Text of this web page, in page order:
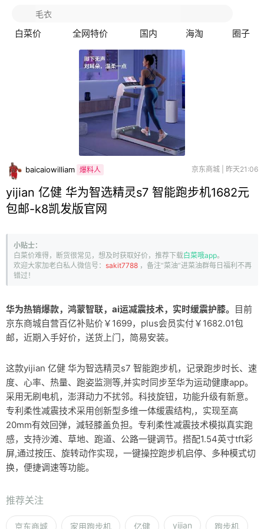
白菜价 全网特价 国内 海淘 圈子
baicaiowilliam 爆料人 京东商城 | 昨天21:06
yijian 亿健 华为智选精灵s7 智能跑步机1682元
包邮-k8凯发版官网
小贴士：
白菜价难得，断货很常见，想及时获取好价，推荐下载白菜哦app。
欢迎大家加老白私人微信号： sakit7788 ，备注“菜油”进菜油群每日福利不再
错过！
华为热销爆款，鸿蒙智联，ai运减震技术，实时缓震护膝。 目前
京东商城自营百亿补贴价￥1699，plus会员实付￥1682.01包
邮，近期入手好价，送货上门，简易安装。
这款yijian 亿健 华为智选精灵s7 智能跑步机，记录跑步时长、速
度、心率、热量、跑姿监测等,并实时同步至华为运动健康app。
采用无刷电机，澎湃动力不扰邻。科技旋钮，功能升级有新意。
专利柔性减震技术采用创新型多维一体缓震结构,，实现至高
20mm有效回弹，減轻膝盖负担。专利柔性减震技术模拟真实跑
感，支持沙滩、草地、跑道、公路一键调节。搭配1.54英寸tft彩
屏,通过按压、旋转动作实现，一键操控跑步机启停、多种模式切
换，便捷调速等功能。
推荐关注
京东商城 家用跑步机 亿健 yijian 跑步机